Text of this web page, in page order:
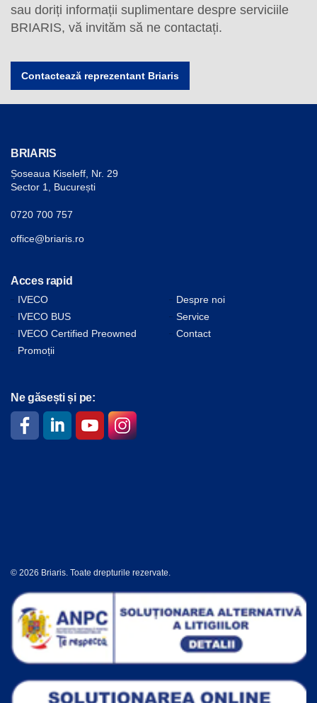
sau doriți informații suplimentare despre serviciile
BRIARIS, vă invităm să ne contactați.
Contactează reprezentant Briaris
BRIARIS
Șoseaua Kiseleff, Nr. 29
Sector 1, București
0720 700 757
office@briaris.ro
Acces rapid
IVECO
Despre noi
IVECO BUS
Service
IVECO Certified Preowned
Contact
Promoții
Ne găsești și pe:
© 2026 Briaris. Toate drepturile rezervate.